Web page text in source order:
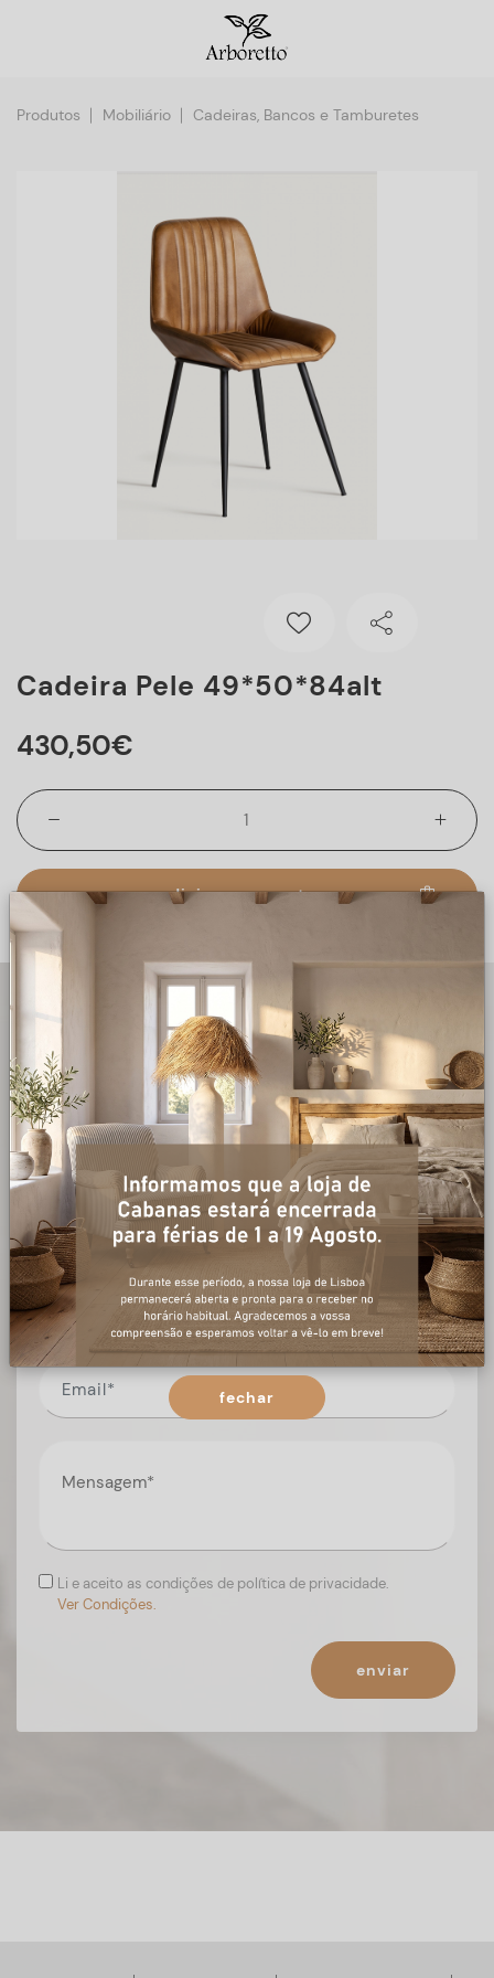
Produtos Mobiliário Cadeiras, Bancos e Tamburetes
Cadeira Pele 49*50*84alt
430,50€
adicionar ao cesto
Todos os artigos estão sujeitos a rotura de stock.
+ informações
Preencha o formulário, e num curto espaço de tempo,
temos respostas para todas as suas questões.
Li e aceito as condições de política de privacidade.
Ver Condições.
enviar
fechar